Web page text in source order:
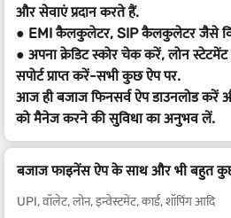
और सेवाएं प्रदान करते हैं.
● EMI कैलकुलेटर, SIP कैलकुलेटर जैसे
● अपना क्रेडिट स्कोर चेक करें, लोन
सपोर्ट प्राप्त करें-सभी कुछ ऐप पर.
आज ही बजाज फिनसर्व ऐप डाउनलोड
को मैनेज करने की सुविधा का अनुभव लें.
बजाज फाइनेंस ऐप के साथ और भी बहुत
UPI, वॉलेट, लोन, इन्वेस्टमेंट, कार्ड, शॉपिंग आदि